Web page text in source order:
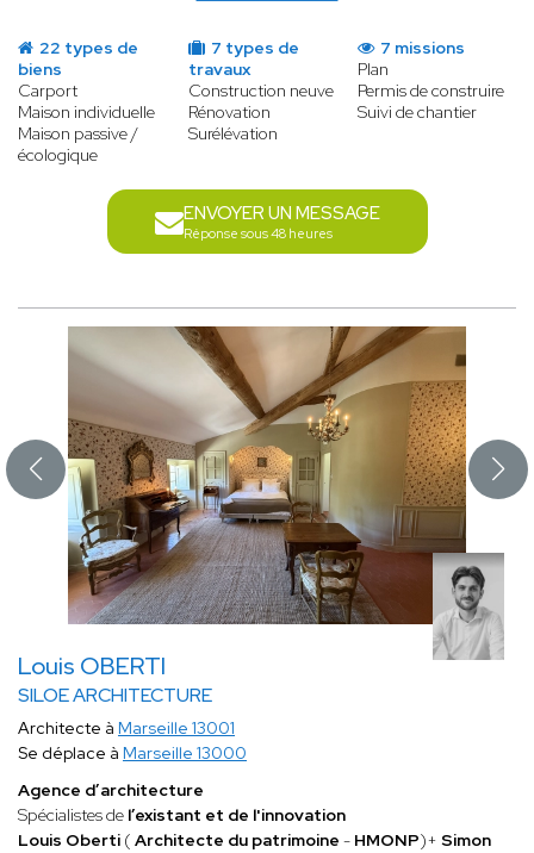
22 types de
biens
Carport
Maison individuelle
Maison passive /
écologique
7 types de
travaux
Construction neuve
Rénovation
Surélévation
7 missions
Plan
Permis de construire
Suivi de chantier
ENVOYER UN MESSAGE
Réponse sous 48 heures
Louis OBERTI
SILOE ARCHITECTURE
Architecte à Marseille 13001
Se déplace à Marseille 13000
Agence d’architecture
Spécialistes de l’existant et de l'innovation
Louis Oberti ( Architecte du patrimoine - HMONP)+ Simon